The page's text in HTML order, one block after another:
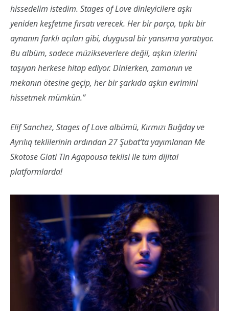
hissedelim istedim. Stages of Love dinleyicilere aşkı
yeniden keşfetme fırsatı verecek. Her bir parça, tıpkı bir
aynanın farklı açıları gibi, duygusal bir yansıma yaratıyor.
Bu albüm, sadece müzikseverlere değil, aşkın izlerini
taşıyan herkese hitap ediyor. Dinlerken, zamanın ve
mekanın ötesine geçip, her bir şarkıda aşkın evrimini
hissetmek mümkün.”
Elif Sanchez, Stages of Love albümü, Kırmızı Buğday ve
Ayrılıq teklilerinin ardından 27 Şubat’ta yayımlanan Me
Skotose Giati Tin Agapousa teklisi ile tüm dijital
platformlarda!